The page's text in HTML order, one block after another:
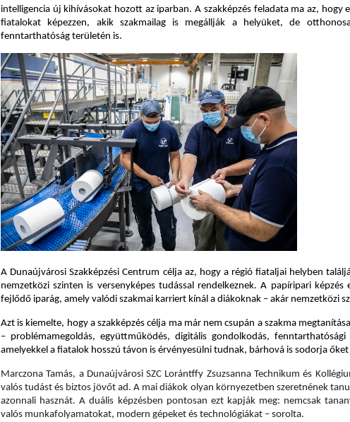
intelligencia új kihívásokat hozott az iparban. A szakképzés feladata ma az, hogy
fiatalokat képezzen, akik szakmailag is megállják a helyüket, de
fenntarthatóság területén is.
A Dunaújvárosi Szakképzési Centrum célja az, hogy a régió fiataljai helyben
nemzetközi szinten is versenyképes tudással rendelkeznek. A papíripari
fejlődő iparág, amely valódi szakmai karriert kínál a diákoknak – akár nemzetközi
Azt is kiemelte, hogy a szakképzés célja ma már nem csupán a szakma
– problémamegoldás, együttműködés, digitális gondolkodás, fenntarthatósági
amelyekkel a fiatalok hosszú távon is érvényesülni tudnak, bárhová is sodorja
Marczona Tamás, a Dunaújvárosi SZC Lorántffy Zsuzsanna Technikum és
valós tudást és biztos jövőt ad. A mai diákok olyan környezetben szeretnének
azonnali hasznát. A duális képzésben pontosan ezt kapják meg: nemcsak
valós munkafolyamatokat, modern gépeket és technológiákat – sorolta.